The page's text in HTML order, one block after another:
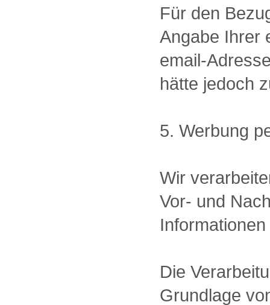
Für den
Angabe Ihrer
email-
hätte jedoch
5. Werbung
Wir
Vor- und
Die
Grundlage